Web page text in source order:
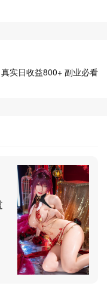
实日收益800+ 副业必看